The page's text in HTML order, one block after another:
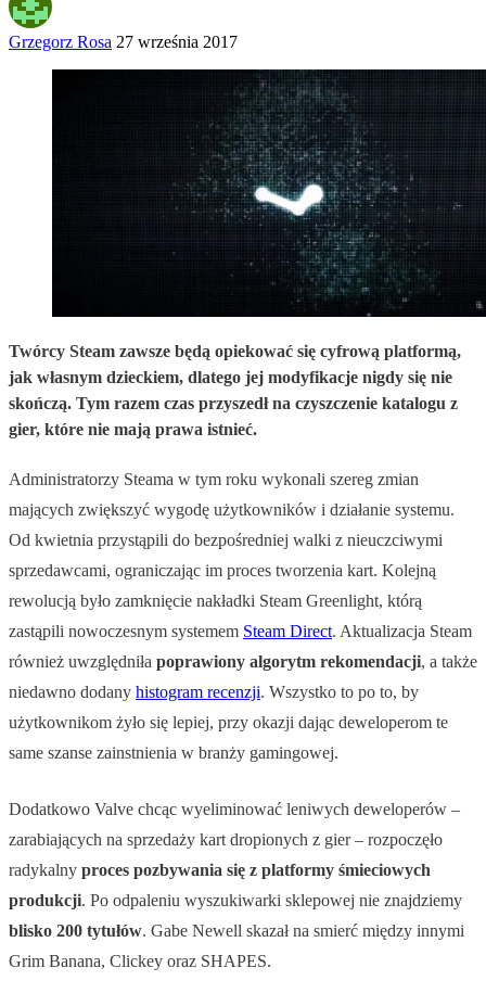
Grzegorz Rosa 27 września 2017
Twórcy Steam zawsze będą opiekować się cyfrową platformą,
jak własnym dzieckiem, dlatego jej modyfikacje nigdy się nie
skończą. Tym razem czas przyszedł na czyszczenie katalogu z
gier, które nie mają prawa istnieć.
Administratorzy Steama w tym roku wykonali szereg zmian
mających zwiększyć wygodę użytkowników i działanie systemu.
Od kwietnia przystąpili do bezpośredniej walki z nieuczciwymi
sprzedawcami, ograniczając im proces tworzenia kart. Kolejną
rewolucją było zamknięcie nakładki Steam Greenlight, którą
zastąpili nowoczesnym systemem Steam Direct. Aktualizacja Steam
również uwzględniła poprawiony algorytm rekomendacji, a także
niedawno dodany histogram recenzji. Wszystko to po to, by
użytkownikom żyło się lepiej, przy okazji dając deweloperom te
same szanse zainstnienia w branży gamingowej.
Dodatkowo Valve chcąc wyeliminować leniwych deweloperów –
zarabiających na sprzedaży kart dropionych z gier – rozpoczęło
radykalny proces pozbywania się z platformy śmieciowych
produkcji. Po odpaleniu wyszukiwarki sklepowej nie znajdziemy
blisko 200 tytułów. Gabe Newell skazał na smierć między innymi
Grim Banana, Clickey oraz SHAPES.